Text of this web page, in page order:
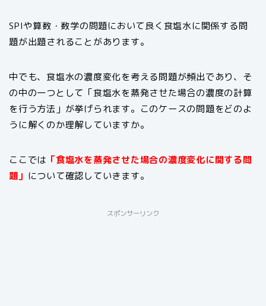
SPIや算数・数学の問題において良く食塩水に関係する問
題が出題されることがあります。
中でも、食塩水の濃度変化を考える問題が頻出であり、そ
の中の一つとして「食塩水を蒸発させた場合の濃度の計算
を行う方法」が挙げられます。このケースの問題をどのよ
うに解くのか理解していますか。
ここでは 「食塩水を蒸発させた場合の濃度変化に関する問
題」 について確認していきます。
スポンサーリンク